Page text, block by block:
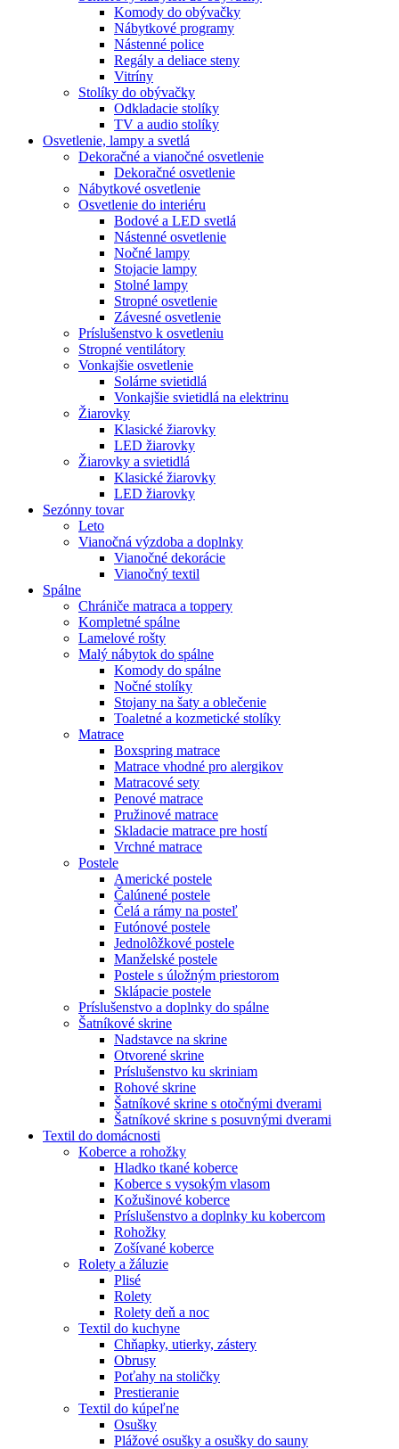
Komody do obývačky
Nábytkové programy
Nástenné police
Regály a deliace steny
Vitríny
Stolíky do obývačky
Odkladacie stolíky
TV a audio stolíky
Osvetlenie, lampy a svetlá
Dekoračné a vianočné osvetlenie
Dekoračné osvetlenie
Nábytkové osvetlenie
Osvetlenie do interiéru
Bodové a LED svetlá
Nástenné osvetlenie
Nočné lampy
Stojacie lampy
Stolné lampy
Stropné osvetlenie
Závesné osvetlenie
Príslušenstvo k osvetleniu
Stropné ventilátory
Vonkajšie osvetlenie
Solárne svietidlá
Vonkajšie svietidlá na elektrinu
Žiarovky
Klasické žiarovky
LED žiarovky
Žiarovky a svietidlá
Klasické žiarovky
LED žiarovky
Sezónny tovar
Leto
Vianočná výzdoba a doplnky
Vianočné dekorácie
Vianočný textil
Spálne
Chrániče matraca a toppery
Kompletné spálne
Lamelové rošty
Malý nábytok do spálne
Komody do spálne
Nočné stolíky
Stojany na šaty a oblečenie
Toaletné a kozmetické stolíky
Matrace
Boxspring matrace
Matrace vhodné pro alergikov
Matracové sety
Penové matrace
Pružinové matrace
Skladacie matrace pre hostí
Vrchné matrace
Postele
Americké postele
Čalúnené postele
Čelá a rámy na posteľ
Futónové postele
Jednolôžkové postele
Manželské postele
Postele s úložným priestorom
Sklápacie postele
Príslušenstvo a doplnky do spálne
Šatníkové skrine
Nadstavce na skrine
Otvorené skrine
Príslušenstvo ku skriniam
Rohové skrine
Šatníkové skrine s otočnými dverami
Šatníkové skrine s posuvnými dverami
Textil do domácnosti
Koberce a rohožky
Hladko tkané koberce
Koberce s vysokým vlasom
Kožušinové koberce
Príslušenstvo a doplnky ku kobercom
Rohožky
Zošívané koberce
Rolety a žáluzie
Plisé
Rolety
Rolety deň a noc
Textil do kuchyne
Chňapky, utierky, zástery
Obrusy
Poťahy na stoličky
Prestieranie
Textil do kúpeľne
Osušky
Plážové osušky a osušky do sauny